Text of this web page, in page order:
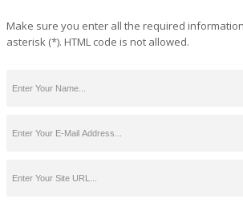
Make sure you enter all the required
asterisk (*). HTML code is not allowed.